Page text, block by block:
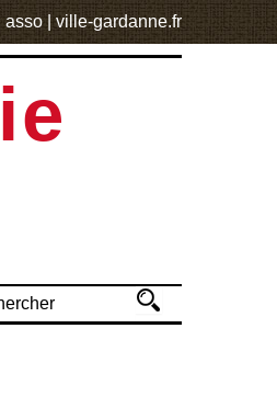
asso| ville-gardanne.fr